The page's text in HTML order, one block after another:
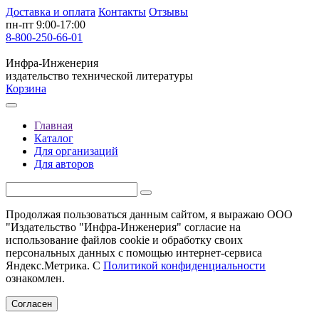
Доставка и оплата Контакты Отзывы
пн-пт 9:00-17:00
8-800-250-66-01
Инфра-Инженерия
издательство технической литературы
Корзина
Главная
Каталог
Для организаций
Для авторов
Продолжая пользоваться данным сайтом, я выражаю ООО
"Издательство "Инфра-Инженерия" согласие на
использование файлов cookie и обработку своих
персональных данных с помощью интернет-сервиса
Яндекс.Метрика. С Политикой конфиденциальности
ознакомлен.
Согласен